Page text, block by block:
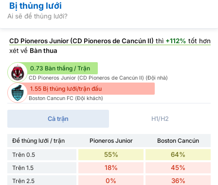
Bị thủng lưới
Ai sẽ để thủng lưới?
CD Pioneros Junior (CD Pioneros de Cancún II) thì +112% tốt hơn
xét về Bàn thua
0.73 Bàn thắng / Trận
CD Pioneros Junior (CD Pioneros de Cancún II) (Đội nhà)
1.55 Bị thủng lưới/trận đấu
Boston Cancun FC (Đội khách)
Cả trận H1/H2
Để thủng lưới / trận Pioneros Junior
Boston Cancún
Trên 0.5
55% 64%
Trên 1.5 18% 45%
Trên 2.5 0% 36%